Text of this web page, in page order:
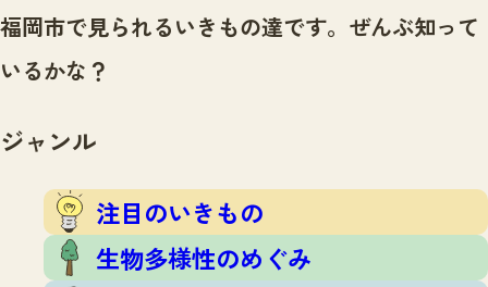
センター紹介TOP
サイトポリシー
ニュース
いきものガイド
注目のいきもの
生物多様性のめぐみ
いきもの図鑑
おでかけコース
イベント
いきもの調査隊
調査レポート
福岡市で見られるいきもの達です。ぜんぶ知って
いるかな？
ジャンル
注目のいきもの
生物多様性のめぐみ